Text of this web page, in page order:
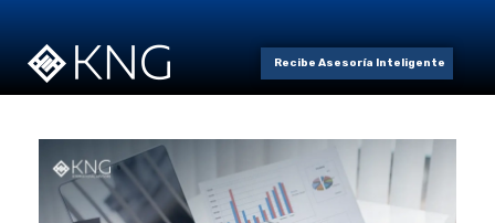
Recibe Asesoría Inteligente